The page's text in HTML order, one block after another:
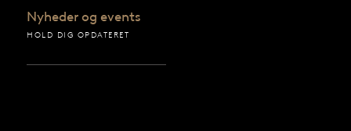
Nyheder og events
HOLD DIG OPDATERET